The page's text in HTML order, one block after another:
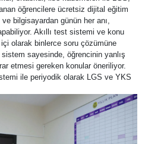
öğrencilere ücretsiz dijital eğitim
bilgisayardan günün her anı,
Akıllı test sistemi ve konu
olarak binlerce soru çözümüne
sayesinde, öğrencinin yanlış
etmesi gereken konular öneriliyor.
ile periyodik olarak LGS ve YKS